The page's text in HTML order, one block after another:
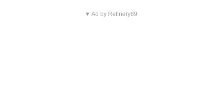
▼ Ad by Refinery89